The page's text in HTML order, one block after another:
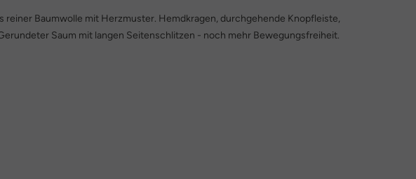
reiner Baumwolle mit Herzmuster. Hemdkragen, durchgehende Knopfleiste,
Saum mit langen Seitenschlitzen - noch mehr Bewegungsfreiheit.